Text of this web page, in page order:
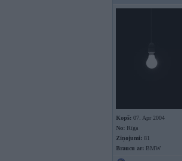
Kopš: 07. Apr 2004
No: Rīga
Ziņojumi: 81
Braucu ar: BMW